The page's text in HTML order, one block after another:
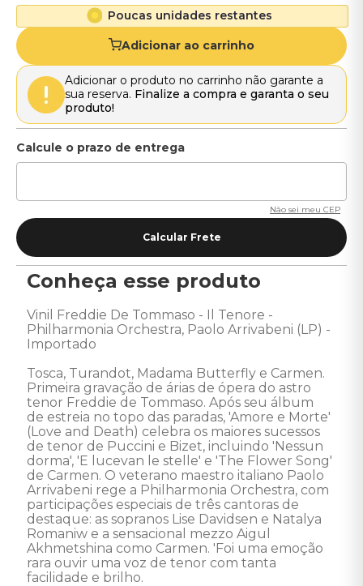
Poucas unidades restantes
Adicionar ao carrinho
Adicionar o produto no carrinho não garante a
sua reserva. Finalize a compra e garanta o seu
produto!
Não sei meu CEP
Conheça esse produto
Vinil Freddie De Tommaso - Il Tenore -
Philharmonia Orchestra, Paolo Arrivabeni (LP) -
Importado
Tosca, Turandot, Madama Butterfly e Carmen.
Primeira gravação de árias de ópera do astro
tenor Freddie de Tommaso. Após seu álbum
de estreia no topo das paradas, 'Amore e Morte'
(Love and Death) celebra os maiores sucessos
de tenor de Puccini e Bizet, incluindo 'Nessun
dorma', 'E lucevan le stelle' e 'The Flower Song'
de Carmen. O veterano maestro italiano Paolo
Arrivabeni rege a Philharmonia Orchestra, com
participações especiais de três cantoras de
destaque: as sopranos Lise Davidsen e Natalya
Romaniw e a sensacional mezzo Aigul
Akhmetshina como Carmen. 'Foi uma emoção
rara ouvir uma voz de tenor com tanta
facilidade e brilho.